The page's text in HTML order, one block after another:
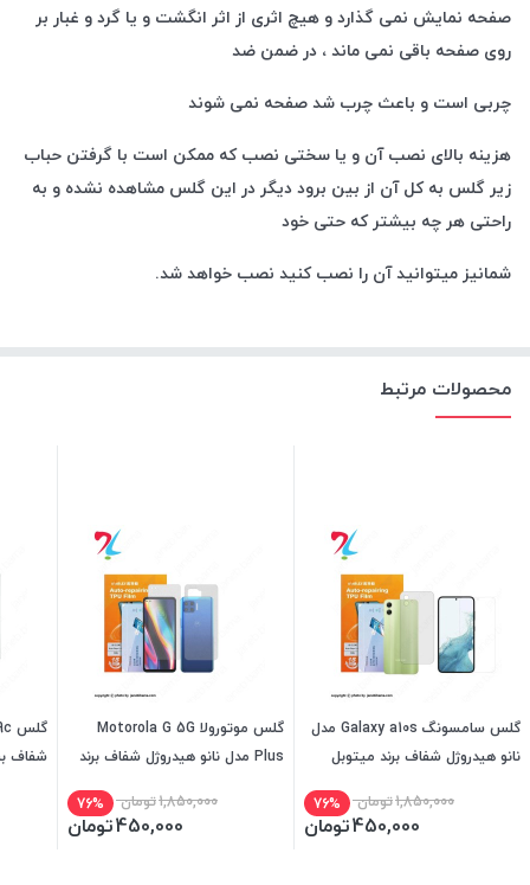
صفحه نمایش نمی گذارد و هیچ اثری از اثر انگشت و یا گرد و غبار بر
روی صفحه باقی نمی ماند ، در ضمن ضد
چربی است و باعث چرب شد صفحه نمی شوند
هزینه بالای نصب آن و یا سختی نصب که ممکن است با گرفتن حباب
زیر گلس به کل آن از بین برود دیگر در این گلس مشاهده نشده و به
راحتی هر چه بیشتر که حتی خود
شمانیز میتوانید آن را نصب کنید نصب خواهد شد.
محصولات مرتبط
گلس سامسونگ Galaxy a10s مدل
نانو هیدروژل شفاف برند میتوبل
1,850,000تومان 76%
450,000تومان
گلس موتورولا Motorola G 5G
Plus مدل نانو هیدروژل شفاف برند
1,850,000تومان 76%
450,000تومان
شفاف